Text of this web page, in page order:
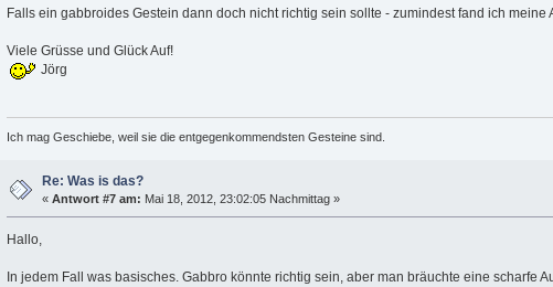
Falls ein gabbroides Gestein dann doch nicht richtig sein sollte - zumindest fand ich meine
Viele Grüsse und Glück Auf!
Jörg
Ich mag Geschiebe, weil sie die entgegenkommendsten Gesteine sind.
Re: Was is das?
« Antwort #7 am: Mai 18, 2012, 23:02:05 Nachmittag »
Hallo,
In jedem Fall was basisches. Gabbro könnte richtig sein, aber man bräuchte eine